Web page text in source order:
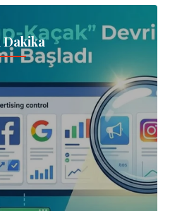
Dakika